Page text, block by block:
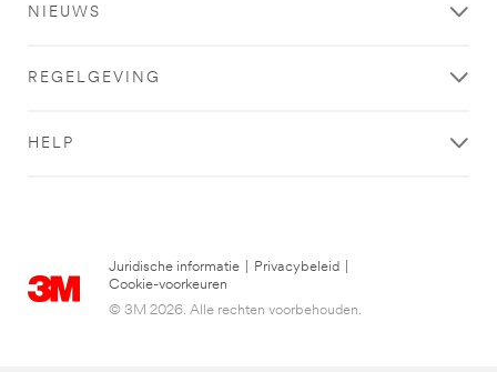
NIEUWS
REGELGEVING
HELP
Juridische informatie Privacybeleid
Cookie-voorkeuren
© 3M 2026. Alle rechten voorbehouden.